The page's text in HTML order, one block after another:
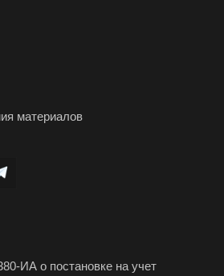
материалов
ИА о постановке на учет